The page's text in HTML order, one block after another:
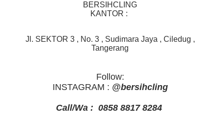
BERSIHCLING
KANTOR :
Jl. SEKTOR 3 , No. 3 , Sudimara Jaya , Ciledug ,
Tangerang
Follow:
INSTAGRAM : @bersihcling
Call/Wa : 0858 8817 8284